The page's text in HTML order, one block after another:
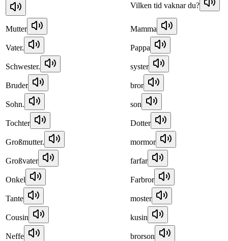
Vilken tid vaknar du?
Mutter Mamma
Vater. Pappa
Schwester. syster
Bruder bror
Sohn. son
Tochter Dotter
Großmutter. mormor
Großvater farfar
Onkel Farbror
Tante moster
Cousin kusin
Neffe brorson